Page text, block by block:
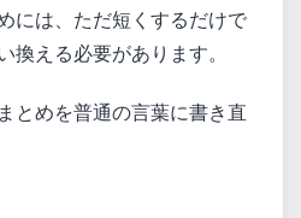
には、ただ短くするだけで
換える必要があります。
とめを普通の言葉に書き直